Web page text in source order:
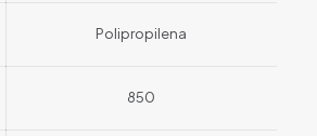
Polipropilena
850